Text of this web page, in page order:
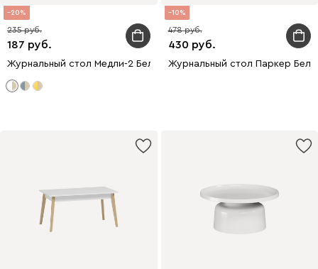
20
187
235
Журнальный стол Медли-2 Белый
10
430
478
Журнальный стол Паркер